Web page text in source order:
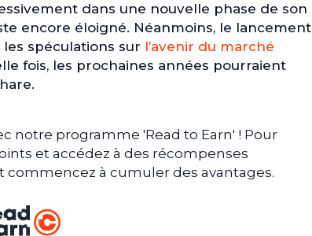
dans une nouvelle phase de son
encore éloigné. Néanmoins, le lancement
spéculations sur l’avenir du marché
fois, les prochaines années pourraient
notre programme 'Read to Earn' ! Pour
et accédez à des récompenses
commencez à cumuler des avantages.